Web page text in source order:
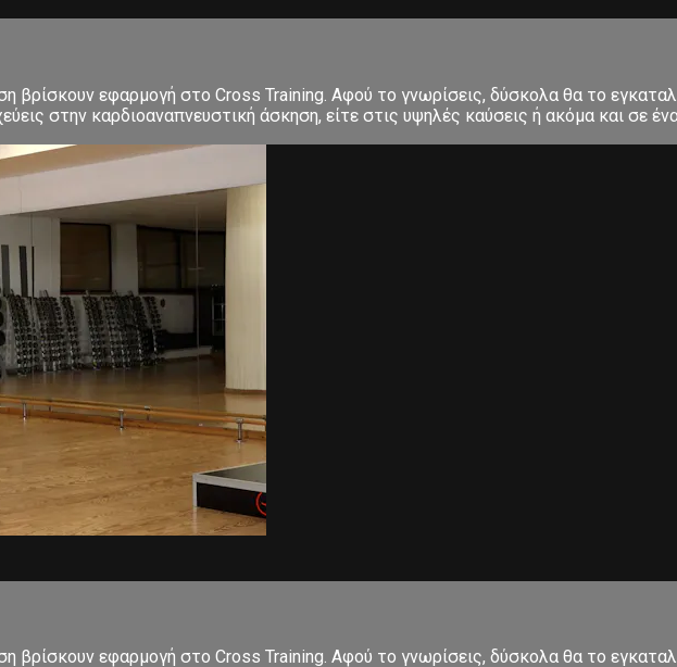
βρίσκουν εφαρμογή στο Cross Training. Αφού το γνωρίσεις, δύσκολα θα το
στην καρδιοαναπνευστική άσκηση, είτε στις υψηλές καύσεις ή ακόμα και σε
βρίσκουν εφαρμογή στο Cross Training. Αφού το γνωρίσεις, δύσκολα θα το